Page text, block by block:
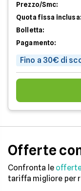
Prezzo/Smc:
Quota fissa inclusa:
Bolletta:
Pagamento:
Fino a 30€ di
Offerte
Confronta le
tariffa migliore per